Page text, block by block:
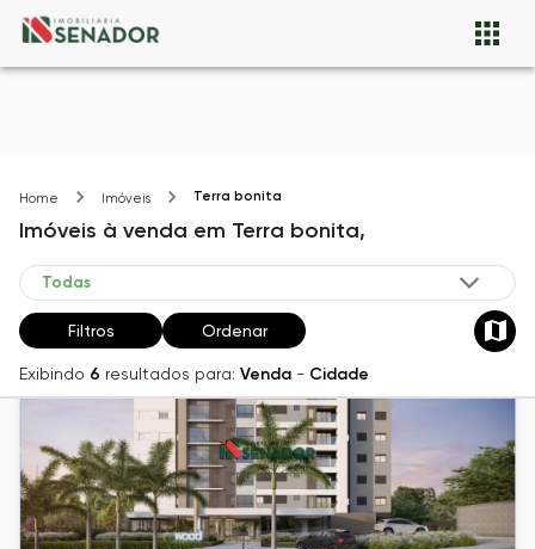
Home Imóveis Terra bonita
Imóveis à venda em Terra bonita,
Filtros Ordenar
Exibindo 6 resultados para: Venda - Cidade